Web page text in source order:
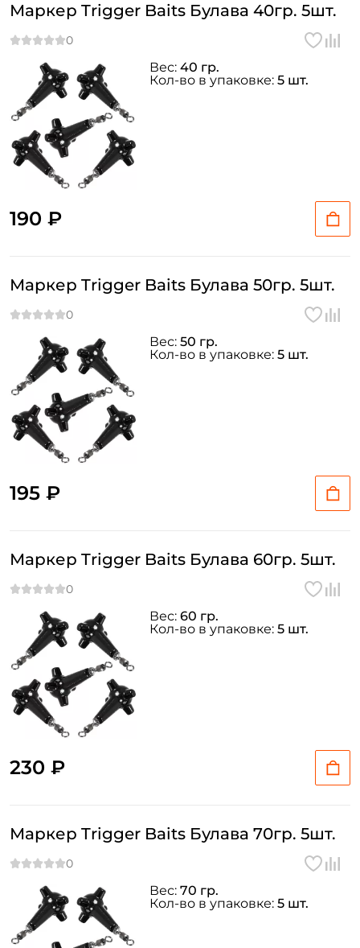
Маркер Trigger Baits Булава 40гр. 5шт.
190 ₽
Вес: 40 гр.
Кол-во в упаковке: 5 шт.
Маркер Trigger Baits Булава 50гр. 5шт.
195 ₽
Вес: 50 гр.
Кол-во в упаковке: 5 шт.
Маркер Trigger Baits Булава 60гр. 5шт.
230 ₽
Вес: 60 гр.
Кол-во в упаковке: 5 шт.
Маркер Trigger Baits Булава 70гр. 5шт.
Вес: 70 гр.
Кол-во в упаковке: 5 шт.